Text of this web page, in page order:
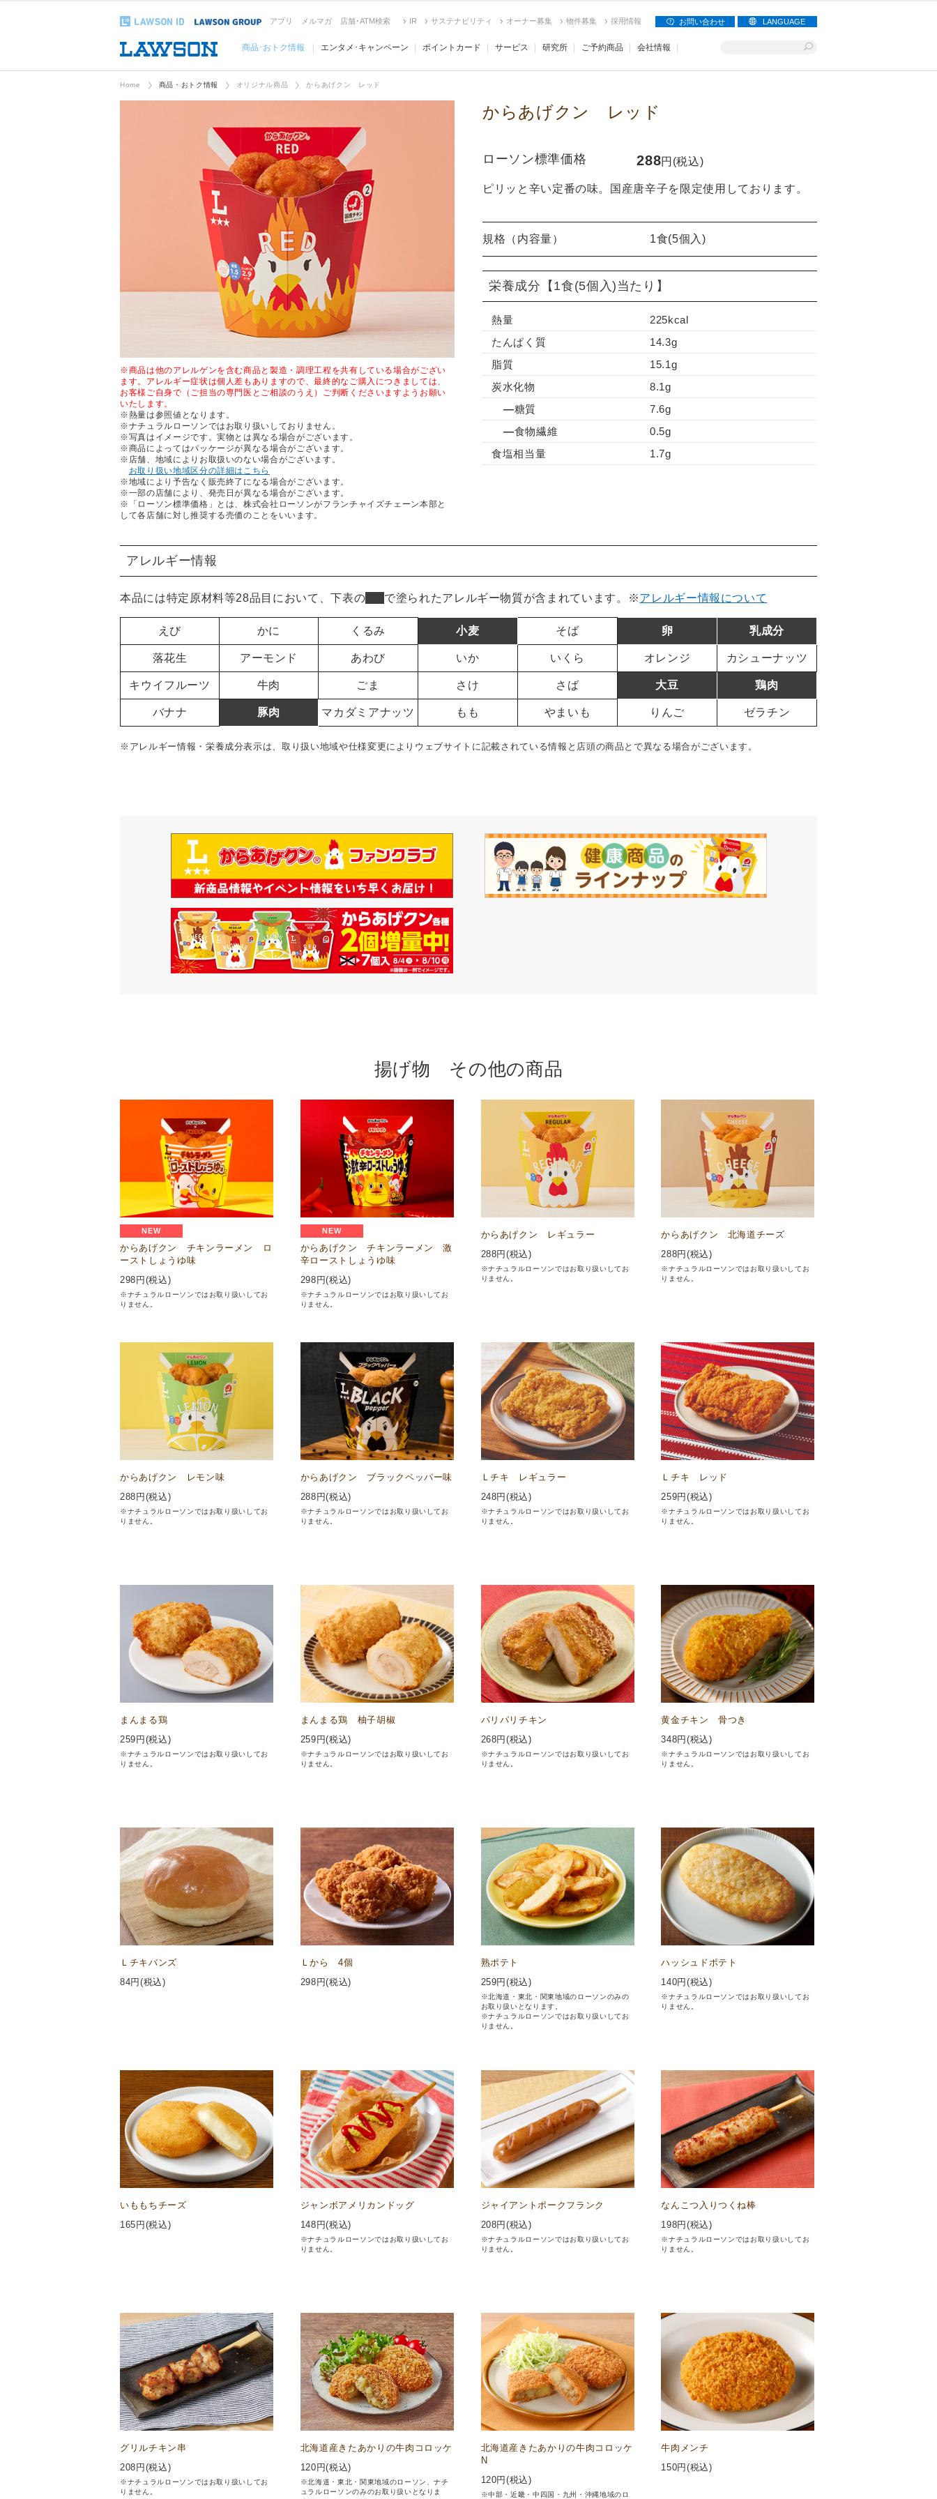
アプリ メルマガ 店舗･ATM検索 IR サステナビリティ オーナー募集 物件募集 採用情報 お問い合わせ LANGUAGE
商品･おトク情報 エンタメ･キャンペーン ポイントカード サービス 研究所 ご予約商品 会社情報
Home 商品・おトク情報 オリジナル商品 からあげクン レッド
※商品は他のアレルゲンを含む商品と製造・調理工程を共有している場合がござい
ます。アレルギー症状は個人差もありますので、最終的なご購入につきましては、
お客様ご自身で（ご担当の専門医とご相談のうえ）ご判断くださいますようお願い
いたします。
※熱量は参照値となります。
※ナチュラルローソンではお取り扱いしておりません。
※写真はイメージです。実物とは異なる場合がございます。
※商品によってはパッケージが異なる場合がございます。
※店舗、地域によりお取扱いのない場合がございます。
お取り扱い地域区分の詳細はこちら
※地域により予告なく販売終了になる場合がございます。
※一部の店舗により、発売日が異なる場合がございます。
※「ローソン標準価格」とは、株式会社ローソンがフランチャイズチェーン本部と
して各店舗に対し推奨する売価のことをいいます。
からあげクン レッド
ローソン標準価格 288円(税込)
ピリッと辛い定番の味。国産唐辛子を限定使用しております。
規格（内容量） 1食(5個入)
栄養成分 【1食(5個入)当たり】
熱量
225kcal
たんぱく質
14.3g
脂質
15.1g
炭水化物
8.1g
糖質
7.6g
食物繊維
0.5g
食塩相当量
1.7g
アレルギー情報
本品には特定原材料等28品目において、下表の で塗られたアレルギー物質が含まれています。 ※アレルギー情報について
えび かに くるみ 小麦 そば 卵 乳成分
落花生 アーモンド あわび いか いくら オレンジ カシューナッツ
キウイフルーツ 牛肉 ごま さけ さば 大豆 鶏肉
バナナ 豚肉 マカダミアナッツ もも やまいも りんご ゼラチン
※アレルギー情報・栄養成分表示は、取り扱い地域や仕様変更によりウェブサイトに記載されている情報と店頭の商品とで異なる場合がございます。
揚げ物 その他の商品
NEW
からあげクン チキンラーメン ロ
ーストしょうゆ味
298 円(税込)
※ナチュラルローソンではお取り扱いしてお
りません。
NEW
からあげクン チキンラーメン 激
辛ローストしょうゆ味
298 円(税込)
※ナチュラルローソンではお取り扱いしてお
りません。
からあげクン レギュラー
288円(税込)
※ナチュラルローソンではお取り扱いしてお
りません。
からあげクン 北海道チーズ
288円(税込)
※ナチュラルローソンではお取り扱いしてお
りません。
からあげクン レモン味
288円(税込)
※ナチュラルローソンではお取り扱いしてお
りません。
からあげクン ブラックペッパー味
288円(税込)
※ナチュラルローソンではお取り扱いしてお
りません。
Ｌチキ レギュラー
248円(税込)
※ナチュラルローソンではお取り扱いしてお
りません。
Ｌチキ レッド
259円(税込)
※ナチュラルローソンではお取り扱いしてお
りません。
まんまる鶏
259円(税込)
※ナチュラルローソンではお取り扱いしてお
りません。
まんまる鶏 柚子胡椒
259円(税込)
※ナチュラルローソンではお取り扱いしてお
りません。
パリパリチキン
268円(税込)
※ナチュラルローソンではお取り扱いしてお
りません。
黄金チキン 骨つき
348円(税込)
※ナチュラルローソンではお取り扱いしてお
りません。
Ｌチキバンズ
84円(税込)
Ｌから 4個
298円(税込)
熟ポテト
259円(税込)
※北海道・東北・関東地域のローソンのみの
お取り扱いとなります。
※ナチュラルローソンではお取り扱いしてお
りません。
ハッシュドポテト
140円(税込)
※ナチュラルローソンではお取り扱いしてお
りません。
いももちチーズ
165円(税込)
ジャンボアメリカンドッグ
148円(税込)
※ナチュラルローソンではお取り扱いしてお
りません。
ジャイアントポークフランク
208円(税込)
※ナチュラルローソンではお取り扱いしてお
りません。
なんこつ入りつくね棒
198円(税込)
※ナチュラルローソンではお取り扱いしてお
りません。
グリルチキン串
208円(税込)
※ナチュラルローソンではお取り扱いしてお
りません。
北海道産きたあかりの牛肉コロッケ
120円(税込)
※北海道・東北・関東地域のローソン、ナチ
ュラルローソンのみのお取り扱いとなりま
北海道産きたあかりの牛肉コロッケ
N
120円(税込)
※中部・近畿・中四国・九州・沖縄地域のロ
牛肉メンチ
150円(税込)